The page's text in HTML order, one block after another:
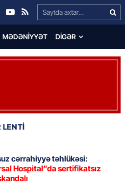
Search…
MƏDƏNIYYƏT DIGƏR
cərrahiyyə təhlükəsi:
Hospital”da sertifikatsız